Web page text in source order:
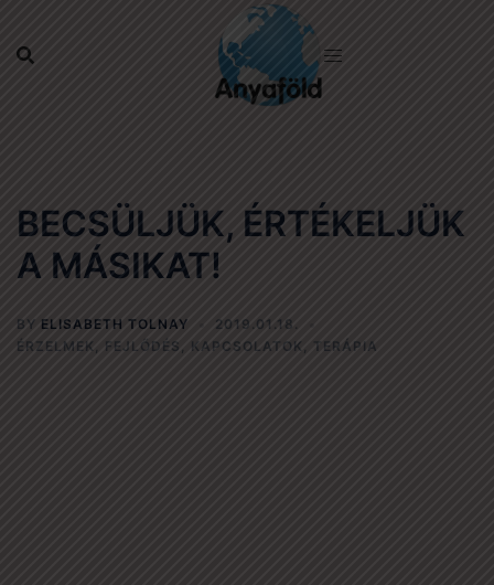
content
BECSÜLJÜK, ÉRTÉKELJÜK
A MÁSIKAT!
BY ELISABETH TOLNAY
2019.01.18.
ÉRZELMEK, FEJLŐDÉS , KAPCSOLATOK , TERÁPIA